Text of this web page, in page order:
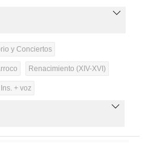
y Conciertos
Renacimiento (XIV-XVI)
Ins. + voz